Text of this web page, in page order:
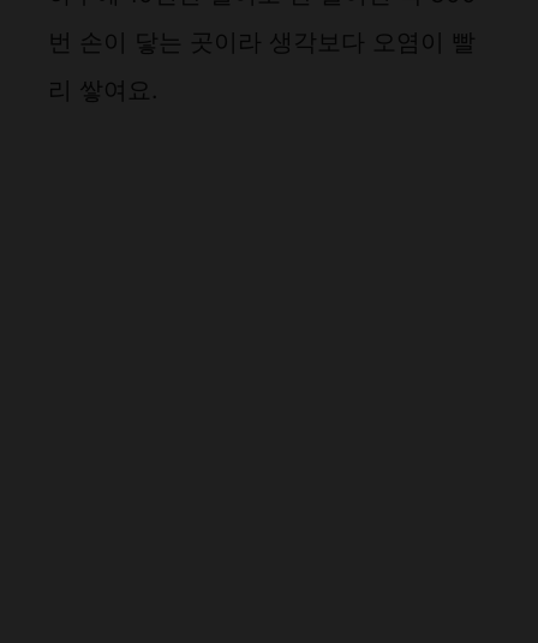
번 손이 닿는 곳이라 생각보다 오염이 빨
리 쌓여요.